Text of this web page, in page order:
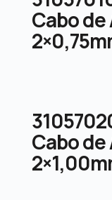
Cabo
Cabo